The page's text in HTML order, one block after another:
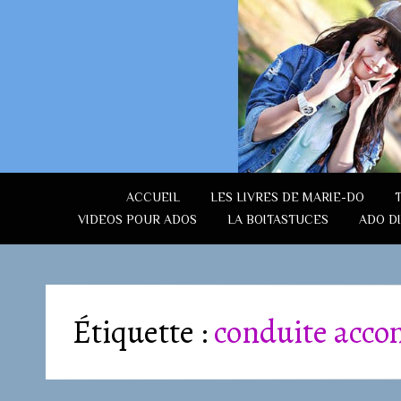
ACCUEIL LES LIVRES DE MARIE-DO
VIDEOS POUR ADOS
LA BOITASTUCES ADO
Étiquette :conduite